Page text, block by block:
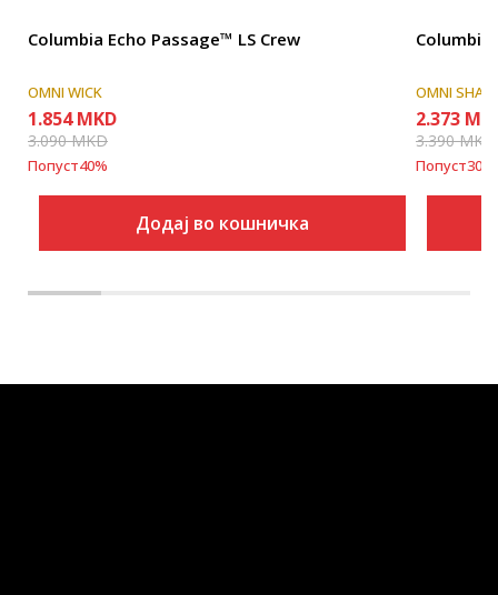
Columbia Echo Passage™ LS Crew
OMNI WICK
1.854 MKD
3.090MKD
Попуст40%
Додај во кошничка
Columbia
OMNI
2.373
3.390MKD
Попуст30